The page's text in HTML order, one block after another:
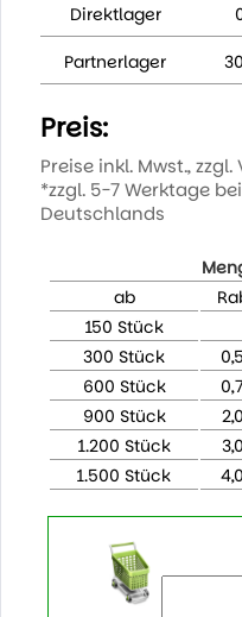
Direktlager
Partnerlager
Preis:
Preise inkl. Mwst., zzgl.
*zzgl. 5-7 Werktage
Deutschlands
ab
150 Stück
300 Stück
600 Stück
900 Stück
1.200 Stück
1.500 Stück